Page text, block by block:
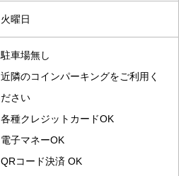
火曜日
駐車場無し
近隣のコインパーキングをご利用く
ださい
各種クレジットカードOK
電子マネーOK
QRコード決済 OK